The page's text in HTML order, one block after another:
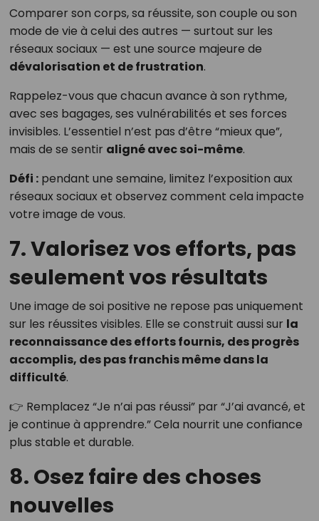
Comparer son corps, sa réussite, son couple ou son
mode de vie à celui des autres — surtout sur les
réseaux sociaux — est une source majeure de
dévalorisation et de frustration.
Rappelez-vous que chacun avance à son rythme,
avec ses bagages, ses vulnérabilités et ses forces
invisibles. L’essentiel n’est pas d’être “mieux que”,
mais de se sentir aligné avec soi-même.
Défi :pendant une semaine, limitez l’exposition aux
réseaux sociaux et observez comment cela impacte
votre image de vous.
7. Valorisez vos efforts, pas
seulement vos résultats
Une image de soi positive ne repose pas uniquement
sur les réussites visibles. Elle se construit aussi sur la
reconnaissance des efforts fournis, des progrès
accomplis, des pas franchis même dans la
difficulté.
👉 Remplacez “Je n’ai pas réussi” par “J’ai avancé, et
je continue à apprendre.” Cela nourrit une confiance
plus stable et durable.
8. Osez faire des choses
nouvelles